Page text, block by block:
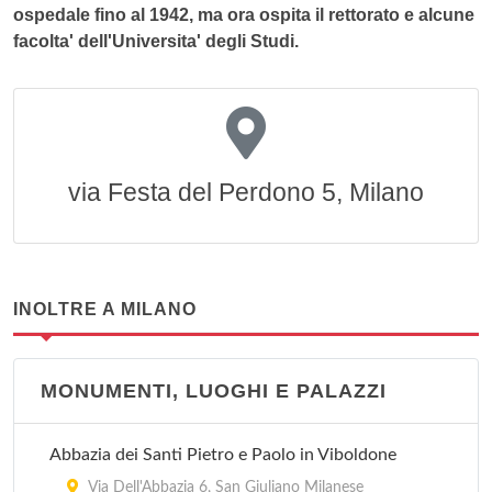
ospedale fino al 1942, ma ora ospita il rettorato e alcune
facolta' dell'Universita' degli Studi.
via Festa del Perdono 5, Milano
INOLTRE A MILANO
MONUMENTI, LUOGHI E PALAZZI
Abbazia dei Santi Pietro e Paolo in Viboldone
Via Dell'Abbazia 6, San Giuliano Milanese